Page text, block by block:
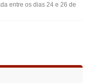
entre os dias 24 e 26 de